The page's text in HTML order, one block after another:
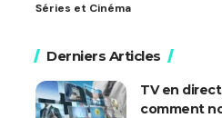
Séries et Cinéma
Derniers Articles
TV en
comment